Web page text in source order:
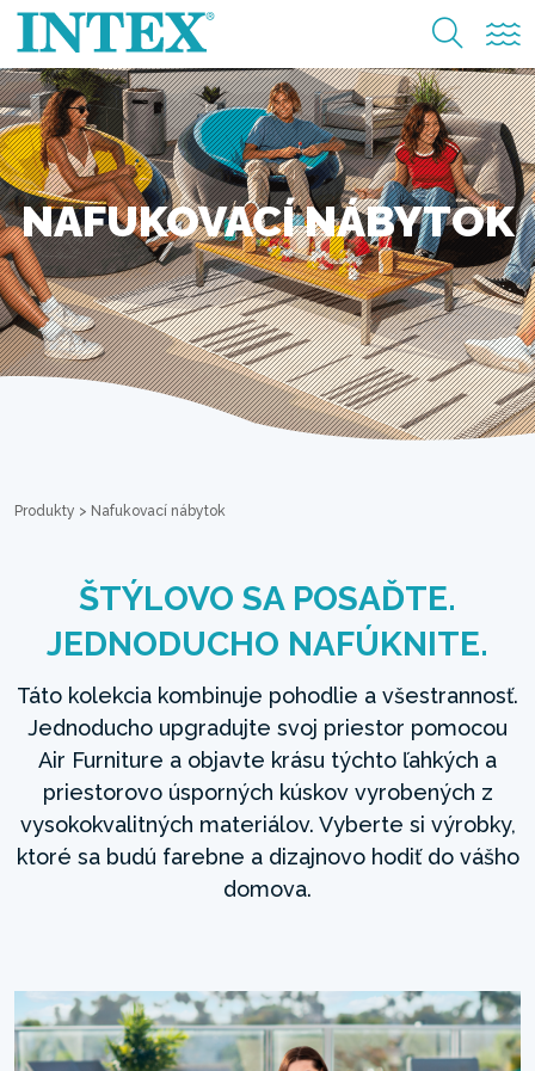
NAFUKOVACÍ NÁBYTOK
Produkty > Nafukovací nábytok
ŠTÝLOVO SA POSAĎTE.
JEDNODUCHO NAFÚKNITE.
Táto kolekcia kombinuje pohodlie a všestrannosť.
Jednoducho upgradujte svoj priestor pomocou
Air Furniture a objavte krásu týchto ľahkých a
priestorovo úsporných kúskov vyrobených z
vysokokvalitných materiálov. Vyberte si výrobky,
ktoré sa budú farebne a dizajnovo hodiť do vášho
domova.